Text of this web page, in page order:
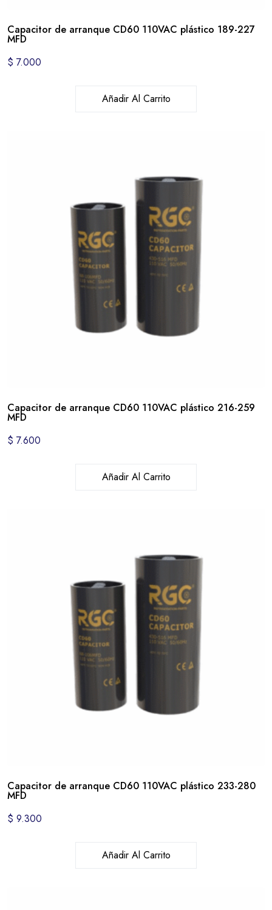
Capacitor de arranque CD60 110VAC plástico 189-227
MFD
$ 7.000
Añadir Al Carrito
Capacitor de arranque CD60 110VAC plástico 216-259
MFD
$ 7.600
Añadir Al Carrito
Capacitor de arranque CD60 110VAC plástico 233-280
MFD
$ 9.300
Añadir Al Carrito